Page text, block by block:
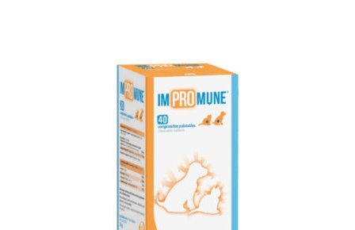
Pamlsky pro kočky
Purizon pro kočky
Royal Canin pro kočky
Škrabadla pro kočky